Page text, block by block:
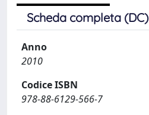
Scheda completa (DC)
Anno
2010
Codice ISBN
978-88-6129-566-7